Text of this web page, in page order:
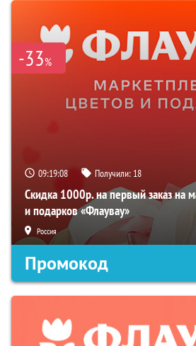
-33%
09:19:07 Получили: 18
Скидка 1000р. на первый заказ на
и подарков «Флаувау»
Россия
Промокод